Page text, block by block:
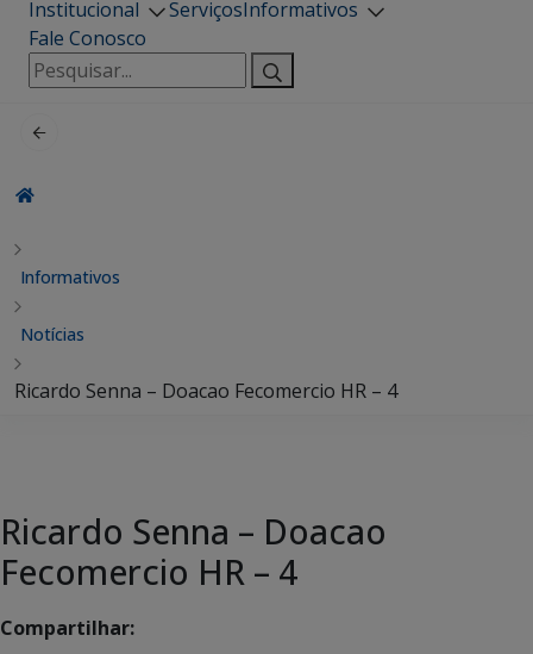
Institucional ServiçosInformativos
Fale Conosco
Pesquisar
por:
Informativos
Notícias
Ricardo Senna – Doacao Fecomercio HR – 4
Ricardo Senna – Doacao
Fecomercio HR – 4
Compartilhar: